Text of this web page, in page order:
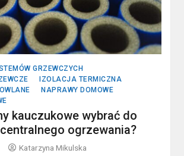
GRZEWCZYCH
IZOLACJA TERMICZNA
NAPRAWY DOMOWE
kauczukowe wybrać do
ogrzewania?
Katarzyna Mikulska